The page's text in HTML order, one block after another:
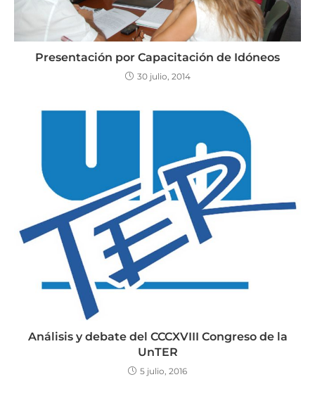
Presentación por Capacitación de Idóneos
30 julio, 2014
Análisis y debate del CCCXVIII Congreso de la
UnTER
5 julio, 2016